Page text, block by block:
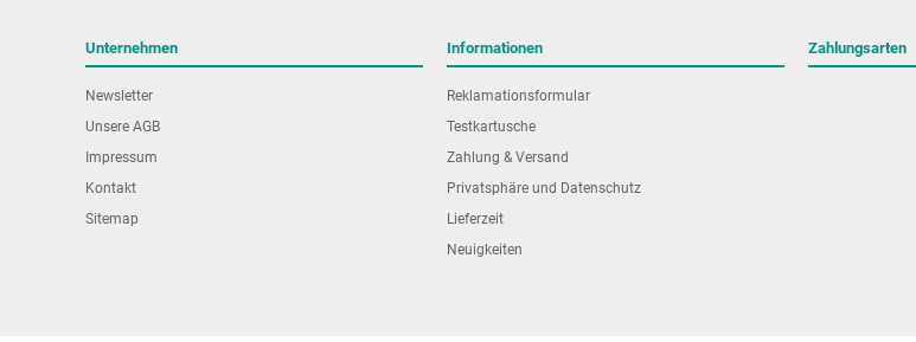
Unternehmen
Newsletter
Unsere AGB
Impressum
Kontakt
Sitemap
Informationen
Reklamationsformular
Testkartusche
Zahlung & Versand
Privatsphäre und Datenschutz
Lieferzeit
Neuigkeiten
Zahlungsarten